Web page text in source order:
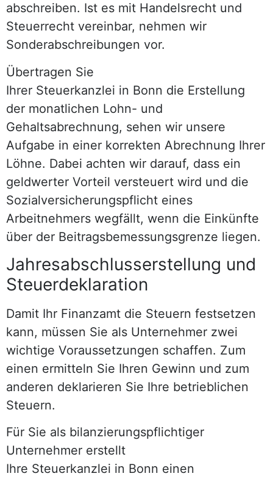
abschreiben. Ist es mit Handelsrecht und
Steuerrecht vereinbar, nehmen wir
Sonderabschreibungen vor.
Übertragen Sie
Ihrer Steuerkanzlei in Bonn die Erstellung
der monatlichen Lohn- und
Gehaltsabrechnung, sehen wir unsere
Aufgabe in einer korrekten Abrechnung Ihrer
Löhne. Dabei achten wir darauf, dass ein
geldwerter Vorteil versteuert wird und die
Sozialversicherungspflicht eines
Arbeitnehmers wegfällt, wenn die Einkünfte
über der Beitragsbemessungsgrenze liegen.
Jahresabschlusserstellung und
Steuerdeklaration
Damit Ihr Finanzamt die Steuern festsetzen
kann, müssen Sie als Unternehmer zwei
wichtige Voraussetzungen schaffen. Zum
einen ermitteln Sie Ihren Gewinn und zum
anderen deklarieren Sie Ihre betrieblichen
Steuern.
Für Sie als bilanzierungspflichtiger
Unternehmer erstellt
Ihre Steuerkanzlei in Bonn einen